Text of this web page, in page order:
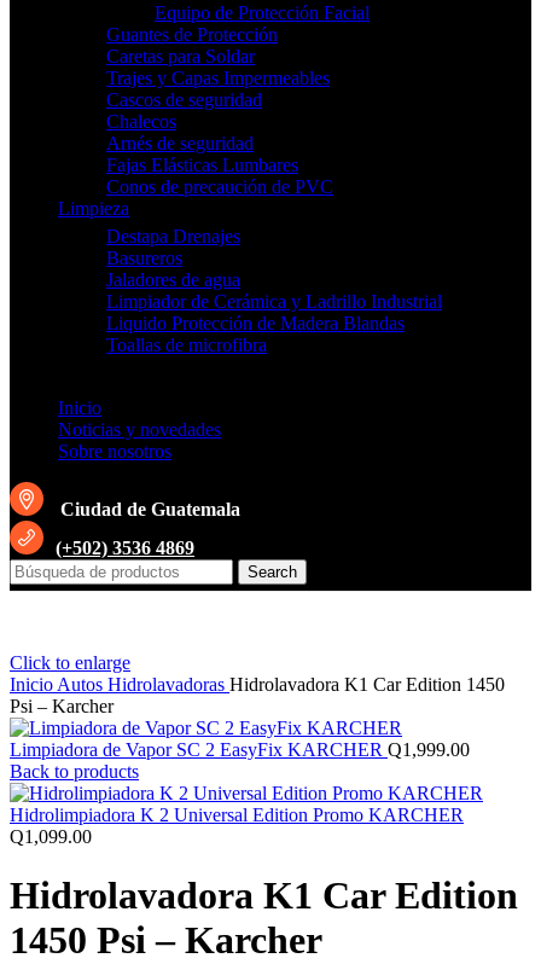
Equipo de Protección Facial
Guantes de Protección
Caretas para Soldar
Trajes y Capas Impermeables
Cascos de seguridad
Chalecos
Arnés de seguridad
Fajas Elásticas Lumbares
Conos de precaución de PVC
Limpieza
Destapa Drenajes
Basureros
Jaladores de agua
Limpiador de Cerámica y Ladrillo Industrial
Liquido Protección de Madera Blandas
Toallas de microfibra
Inicio
Noticias y novedades
Sobre nosotros
Ciudad de Guatemala
(+502) 3536 4869
Search
Click to enlarge
Inicio Autos Hidrolavadoras Hidrolavadora K1 Car Edition 1450
Psi – Karcher
Limpiadora de Vapor SC 2 EasyFix KARCHER Q1,999.00
Back to products
Hidrolimpiadora K 2 Universal Edition Promo KARCHER
Q1,099.00
Hidrolavadora K1 Car Edition
1450 Psi – Karcher